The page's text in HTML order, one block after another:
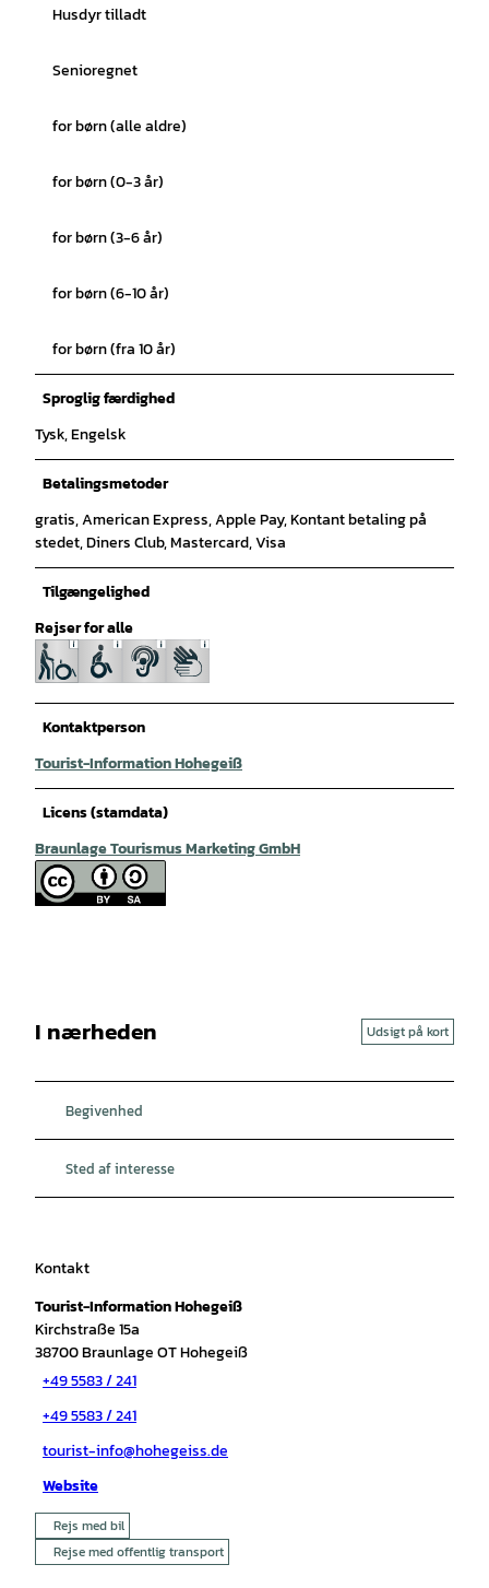
Husdyr tilladt
Senioregnet
for børn (alle aldre)
for børn (0-3 år)
for børn (3-6 år)
for børn (6-10 år)
for børn (fra 10 år)
Sproglig færdighed
Tysk, Engelsk
Betalingsmetoder
gratis, American Express, Apple Pay, Kontant betaling på
stedet, Diners Club, Mastercard, Visa
Tilgængelighed
Rejser for alle
Kontaktperson
Tourist-Information Hohegeiß
Licens (stamdata)
Braunlage Tourismus Marketing GmbH
I nærheden Udsigt på kort
Begivenhed
Sted af interesse
Kontakt
Tourist-Information Hohegeiß
Kirchstraße 15a
38700Braunlage OT Hohegeiß
+49 5583 / 241
+49 5583 / 241
tourist-info@hohegeiss.de
Website
Rejs med bil
Rejse med offentlig transport